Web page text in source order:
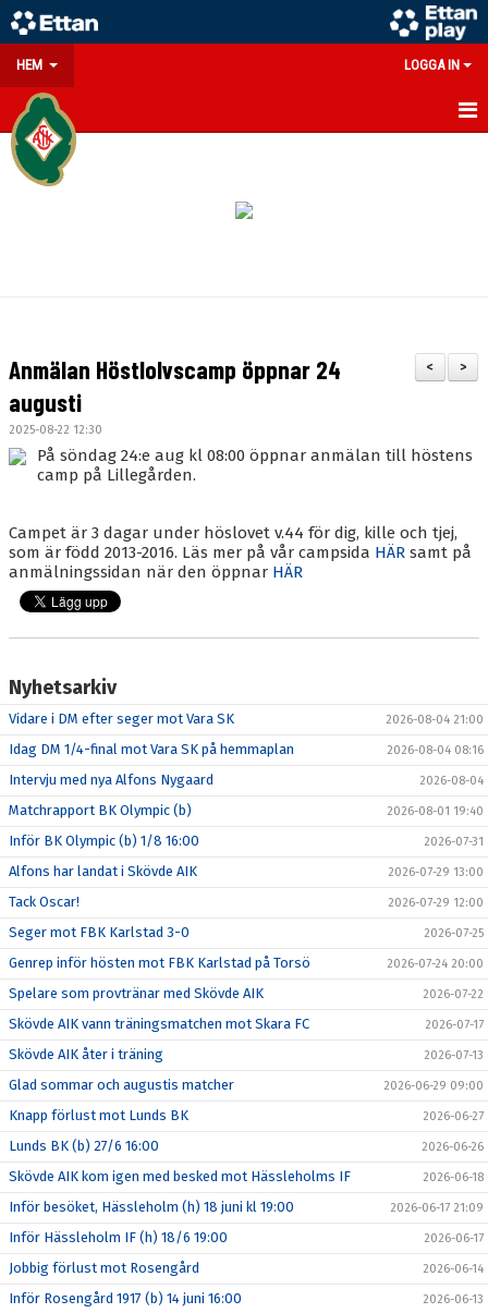
HEM LOGGA IN
GÅ PÅ MATCH
DOKUMENT
BLI MEDLEM
KALENDER
VÅRA LAG/TRÄNARE
>
<
Anmälan Höstlolvscamp öppnar 24
augusti
2025-08-22 12:30
På söndag 24:e aug kl 08:00 öppnar anmälan till höstens
camp på Lillegården.
Campet är 3 dagar under höslovet v.44 för dig, kille och tjej,
som är född 2013-2016. Läs mer på vår campsida HÄR samt på
anmälningssidan när den öppnar HÄR
Nyhetsarkiv
Vidare i DM efter seger mot Vara SK 2026-08-04 21:00
Idag DM 1/4-final mot Vara SK på hemmaplan 2026-08-04 08:16
Intervju med nya Alfons Nygaard 2026-08-04
Matchrapport BK Olympic (b) 2026-08-01 19:40
Inför BK Olympic (b) 1/8 16:00 2026-07-31
Alfons har landat i Skövde AIK 2026-07-29 13:00
Tack Oscar! 2026-07-29 12:00
Seger mot FBK Karlstad 3-0 2026-07-25
Genrep inför hösten mot FBK Karlstad på Torsö 2026-07-24 20:00
Spelare som provtränar med Skövde AIK 2026-07-22
Skövde AIK vann träningsmatchen mot Skara FC 2026-07-17
Skövde AIK åter i träning 2026-07-13
Glad sommar och augustis matcher 2026-06-29 09:00
Knapp förlust mot Lunds BK 2026-06-27
Lunds BK (b) 27/6 16:00 2026-06-26
Skövde AIK kom igen med besked mot Hässleholms IF 2026-06-18
Inför besöket, Hässleholm (h) 18 juni kl 19:00 2026-06-17 21:09
Inför Hässleholm IF (h) 18/6 19:00 2026-06-17
Jobbig förlust mot Rosengård 2026-06-14
Inför Rosengård 1917 (b) 14 juni 16:00 2026-06-13